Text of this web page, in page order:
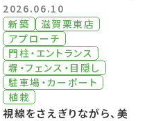
2026.06.10
新築
滋賀栗東店
アプローチ
門柱・エントランス
塀・フェンス・目隠し
駐車場・カーポート
植栽
視線をさえぎりながら、美